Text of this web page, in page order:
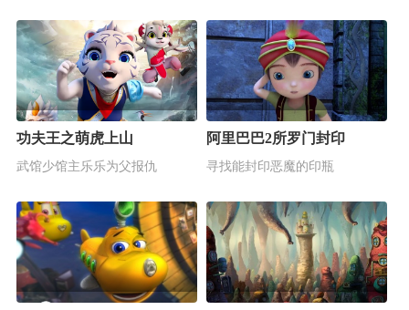
功夫王之萌虎上山
武馆少馆主乐乐为父报仇
阿里巴巴2所罗门封印
寻找能封印恶魔的印瓶